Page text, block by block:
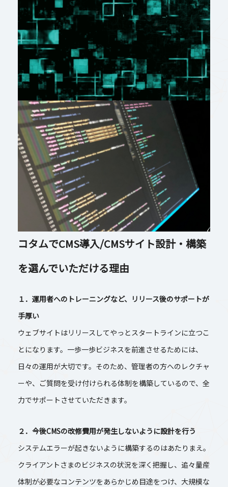
会社情報
お役立ち資料
お問い合わせ
コタムでCMS導入/CMSサイト設計・構築
を選んでいただける理由
１．運用者へのトレーニングなど、リリース後のサポートが
手厚い
ウェブサイトはリリースしてやっとスタートラインに立つこ
とになります。一歩一歩ビジネスを前進させるためには、
日々の運用が大切です。そのため、管理者の方へのレクチャ
ーや、ご質問を受け付けられる体制を構築しているので、全
力でサポートさせていただきます。
２．今後CMSの改修費用が発生しないように設計を行う
システムエラーが起きないように構築するのはあたりまえ。
クライアントさまのビジネスの状況を深く把握し、追々量産
体制が必要なコンテンツをあらかじめ目途をつけ、大規模な